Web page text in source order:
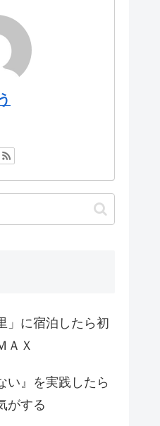
」に宿泊したら初
ＡＸ
い』を実践したら
がする